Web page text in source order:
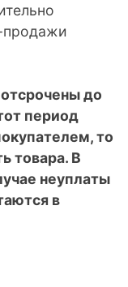
продажи
до
период
то
товара. В
неуплаты
в